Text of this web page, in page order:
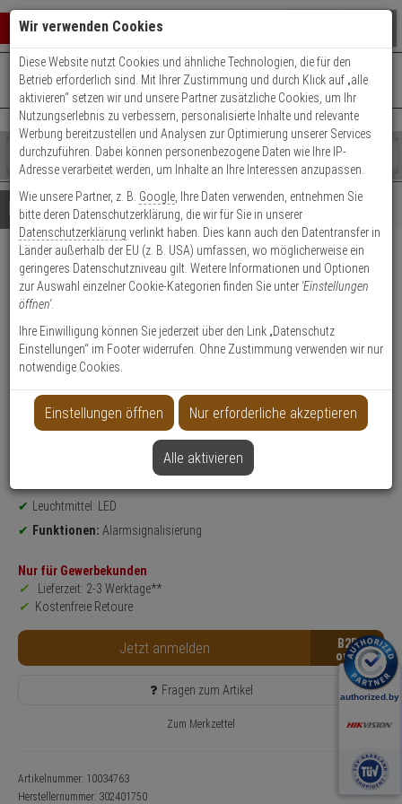
Warenkorb schließen
0 ARTIKEL IM WARENKORB
Ihr Warenkorb ist momentan leer.
Ergebnisse ()
Fertig
Shop
durchsuchen
Bitte
geben
Sie
mindestens
Zeichen
ein,
um
Suche
Es
wurde
noch
Kategorien
Suche
gestartet
+49 (0)821 899 493-0Mo. - Do.: 8:00 - 16:30 | Fr.: 8:00 - 14:00 Uhr
Kontaktservice nutzen
Details Beratung
HIKVision DS-PS1-E-WE
(Orange) Sirene Wandleuchte
Produktmerkmale
Datenblatt drucken
Produktinformationen
Sirene
Außenbereich, Gewerbeobjekte, Haus, Wohnung
Leuchtmittel: LED
Funktionen: Alarmsignalisierung
Nur für Gewerbekunden
Lieferzeit: 2-3 Werktage**
Kostenfreie Retoure
Jetzt anmelden B2B
Fragen zum Artikel
Zum Merkzettel
Artikelnummer: 10034763
Herstellernummer: 302401750
Wir verwenden Cookies
Diese Website nutzt Cookies und ähnliche Technologien, die für den
Betrieb erforderlich sind. Mit Ihrer Zustimmung und durch Klick auf „alle
aktivieren“ setzen wir und unsere Partner zusätzliche Cookies, um Ihr
Nutzungserlebnis zu verbessern, personalisierte Inhalte und relevante
Werbung bereitzustellen und Analysen zur Optimierung unserer Services
durchzuführen. Dabei können personenbezogene Daten wie Ihre IP-
Adresse verarbeitet werden, um Inhalte an Ihre Interessen anzupassen.
Wie unsere Partner, z. B. Google , Ihre Daten verwenden, entnehmen Sie
bitte deren Datenschutzerklärung, die wir für Sie in unserer
Datenschutzerklärung verlinkt haben. Dies kann auch den Datentransfer in
Länder außerhalb der EU (z. B. USA) umfassen, wo möglicherweise ein
geringeres Datenschutzniveau gilt. Weitere Informationen und Optionen
zur Auswahl einzelner Cookie-Kategorien finden Sie unter 'Einstellungen
öffnen'.
Ihre Einwilligung können Sie jederzeit über den Link „Datenschutz
Einstellungen“ im Footer widerrufen. Ohne Zustimmung verwenden wir nur
notwendige Cookies.
Einstellungen öffnen Nur erforderliche akzeptieren
Alle aktivieren